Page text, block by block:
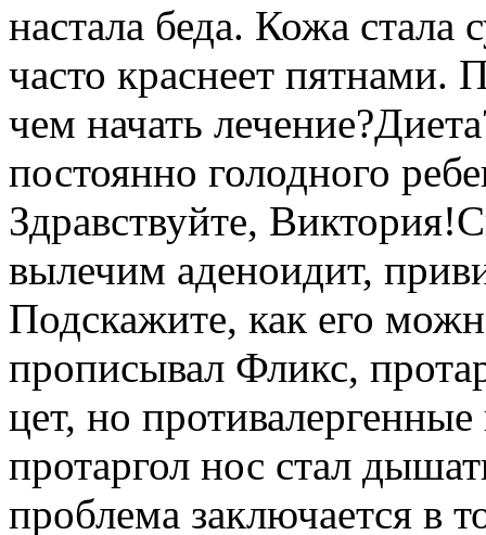
настала беда. Кожа стала
часто краснеет пятнами.
чем начать
постоянно голодного
Здравствуйте,
вылечим аденоидит,
Подскажите, как его
прописывал Фликс,
цет, но
протаргол нос стал
проблема заключается в